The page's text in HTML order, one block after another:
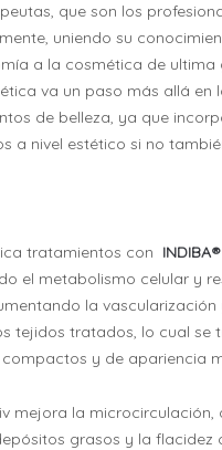
que son los
uniendo su
a la cosmética de ultima
va un paso más allá en
de belleza, ya que
a nivel estético si no
tratamientos con INDIBA®
el metabolismo celular y
la
tejidos tratados, lo cual se
y de apariencia
mejora la microcirculación,
grasos y la flacidez